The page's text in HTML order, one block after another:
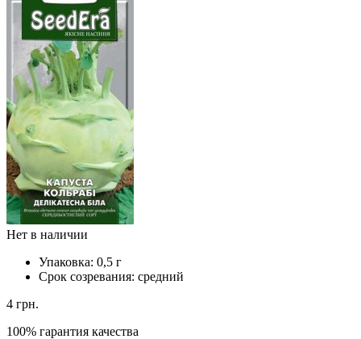
Нет в наличии
Упаковка: 0,5 г
Срок созревания: средний
4 грн.
100% гарантия качества